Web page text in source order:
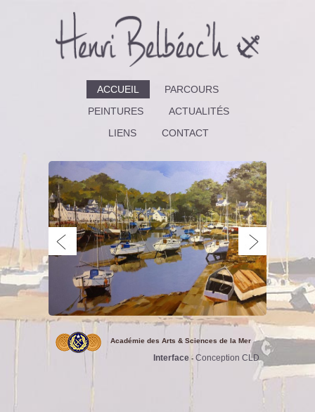
ACCUEIL
PARCOURS
PEINTURES
ACTUALITÉS
LIENS
CONTACT
Académie des Arts & Sciences de la Mer
Interface - Conception CLD